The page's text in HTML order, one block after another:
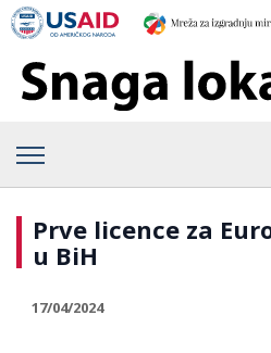
Prve licence za
u BiH
17/04/2024